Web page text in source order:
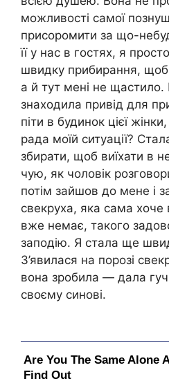
можливості самої
присоромити за що-
її у нас в гостях, я
швидку прибирання, щоб
а й тут мені не
знаходила привід для
піти в будинок цієї
рада моїй ситуації?
збирати, щоб виїхати в
чую, як чоловік
потім зайшов до мене і
свекруха, яка сама
вже немає, такого
заподію. Я стала ще
З’явилася на порозі
вона зробила — дала
своєму синові.